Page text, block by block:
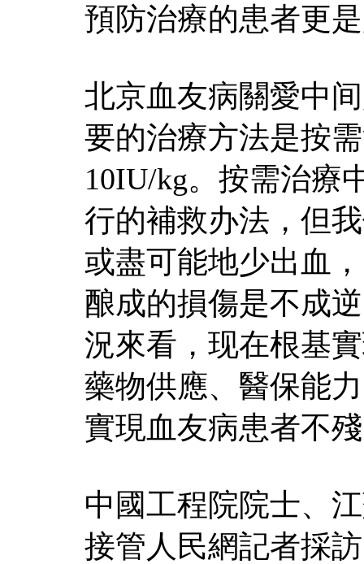
預防治療的患者更
北京血友病關愛中
要的治療方法是按
10IU/kg。按需治療
行的補救办法，但
或盡可能地少出血
酿成的損傷是不成
況來看，现在根基
藥物供應、醫保能
實現血友病患者不
中國工程院院士、
接管人民網記者採